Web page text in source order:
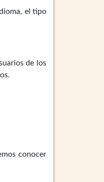
el tipo
de los
conocer